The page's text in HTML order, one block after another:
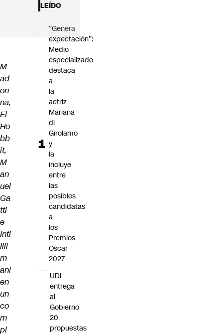
M
ad
on
na,
El
Ho
bb
it,
M
an
uel
Ga
tti
e
Inti
Illi
m
ani
en
un
co
m
pl
LEÍDO
“Genera
expectación”:
Medio
especializado
destaca
a
la
actriz
Mariana
di
Girolamo
y
la
incluye
entre
las
posibles
candidatas
a
los
Premios
Oscar
2027
UDI
entrega
al
Gobierno
20
propuestas